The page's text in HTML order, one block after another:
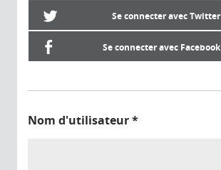
Se connecter avec Twitter
Se connecter avec Facebook
Nom d'utilisateur*